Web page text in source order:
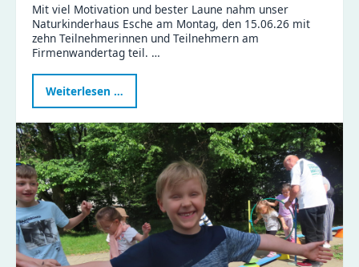
Mit viel Motivation und bester Laune nahm unser
Naturkinderhaus Esche am Montag, den 15.06.26 mit
zehn Teilnehmerinnen und Teilnehmern am
Firmenwandertag teil. …
Weiterlesen …
Esche
Firmenwandertag